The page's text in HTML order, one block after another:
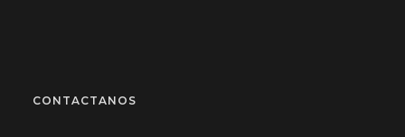
CONTACTANOS